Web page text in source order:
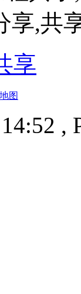
享,共
享
图
,